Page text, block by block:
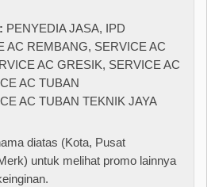
PENYEDIA JASA, IPD
AC REMBANG, SERVICE AC
AC GRESIK, SERVICE AC
AC TUBAN
AC TUBAN TEKNIK JAYA
diatas (Kota, Pusat
untuk melihat promo lainnya